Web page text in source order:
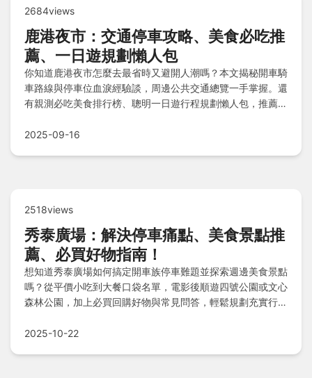
2684views
鹿港夜市：交通停車攻略、美食必吃推
薦、一日遊規劃懶人包
你知道鹿港夜市怎麼去最省時又避開人潮嗎？本文揭秘開車騎
車路線與停車位血淚經驗談，周邊公共交通總覽一手掌握。還
有親測必吃美食排行榜、聰明一日遊行程規劃懶人包，推薦周
2025-09-16
2518views
秀泰廣場：解決停車痛點、美食景點推
薦、必買好物指南！
想知道秀泰廣場如何搞定開車族停車難題並探索週邊美食景點
嗎？從平價小吃到大餐口袋名單，電影後順遊四號公園或文心
森林公園，加上必買回購好物與常見問答，輕鬆規劃充實行
2025-10-22